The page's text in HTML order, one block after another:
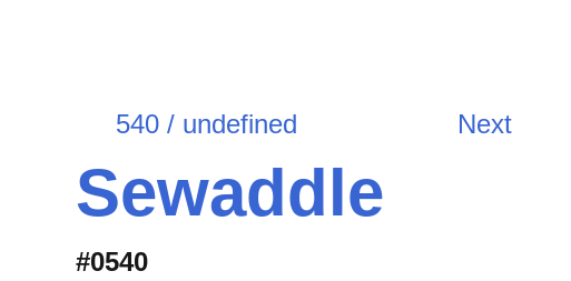
540 / undefined Next
Sewaddle
#0540